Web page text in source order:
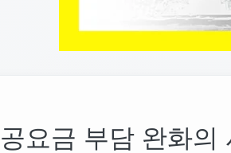
요금 부담 완화의